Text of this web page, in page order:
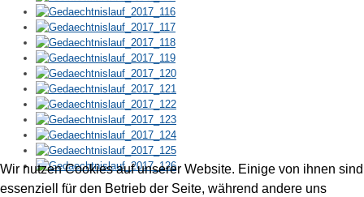
Wir nutzen Cookies auf unserer Website. Einige von ihnen sind
essenziell für den Betrieb der Seite, während andere uns